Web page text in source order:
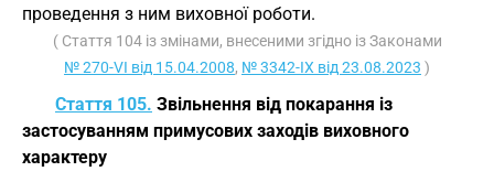
проведення з ним виховної роботи.
( Стаття 104 із змінами, внесеними згідно із Законами
№ 270-VI від 15.04.2008, № 3342-IX від 23.08.2023 )
Стаття 105. Звільнення від покарання із
застосуванням примусових заходів виховного
характеру